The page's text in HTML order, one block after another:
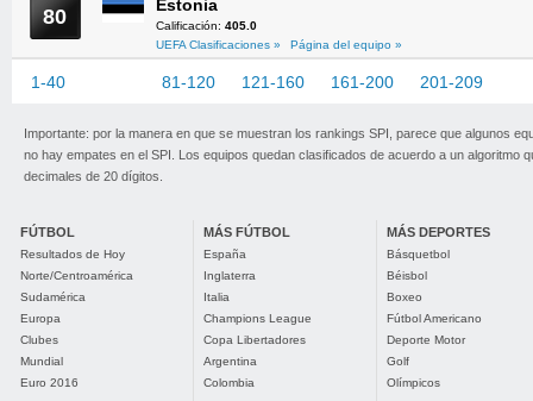
80 Estonia
Calificación: 405.0
UEFA Clasificaciones »
Página del equipo »
1-40 81-120 121-160 161-200 201-209
Importante: por la manera en que se muestran los rankings SPI, parece que algunos
no hay empates en el SPI. Los equipos quedan clasificados de acuerdo a un algoritmo
decimales de 20 dígitos.
FÚTBOL
Resultados de Hoy
Norte/Centroamérica
Sudamérica
Europa
Clubes
Mundial
Euro 2016
MÁS FÚTBOL
España
Inglaterra
Italia
Champions League
Copa Libertadores
Argentina
Colombia
MÁS DEPORTES
Básquetbol
Béisbol
Boxeo
Fútbol Americano
Deporte Motor
Golf
Olímpicos